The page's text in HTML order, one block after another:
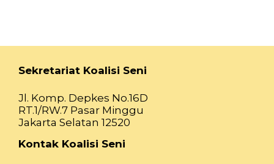
Sekretariat Koalisi Seni
Jl. Komp. Depkes No.16D
RT.1/RW.7 Pasar Minggu
Jakarta Selatan 12520
Kontak Koalisi Seni